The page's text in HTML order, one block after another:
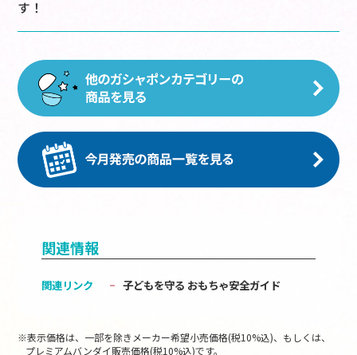
す！
関連情報
関連リンク 子どもを守る おもちゃ安全ガイド
※表示価格は、一部を除きメーカー希望小売価格(税10%込)、もしくは、
プレミアムバンダイ販売価格(税10%込)です。